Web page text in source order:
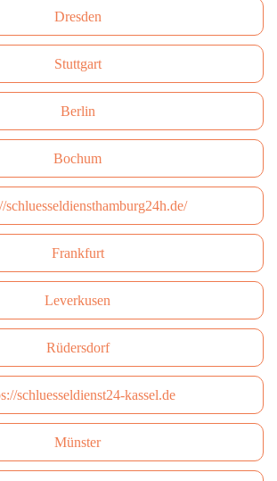
Dresden
Stuttgart
Berlin
Bochum
schluesseldiensthamburg24h.de/
Frankfurt
Leverkusen
Rüdersdorf
schluesseldienst24-kassel.de
Münster